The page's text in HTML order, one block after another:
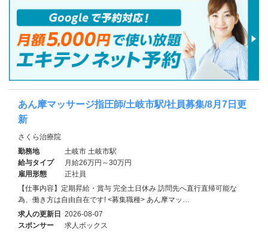
あん摩マッサージ指圧師/土岐市駅/社員募集/8月7日更
新
さくら治療院
勤務地
土岐市 土岐市駅
給与タイプ
月給26万円～30万円
雇用形態
正社員
【仕事内容】定期昇給・賞与 完全土日休み 訪問先へ直行直帰可能な
為、働き方は自由自在です! <募集職種> あん摩マッ…
求人の更新日 2026-08-07
スポンサー
求人ボックス